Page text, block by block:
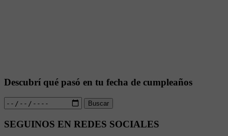
Descubrí qué pasó en tu fecha de cumpleaños
Buscar
SEGUINOS EN REDES SOCIALES